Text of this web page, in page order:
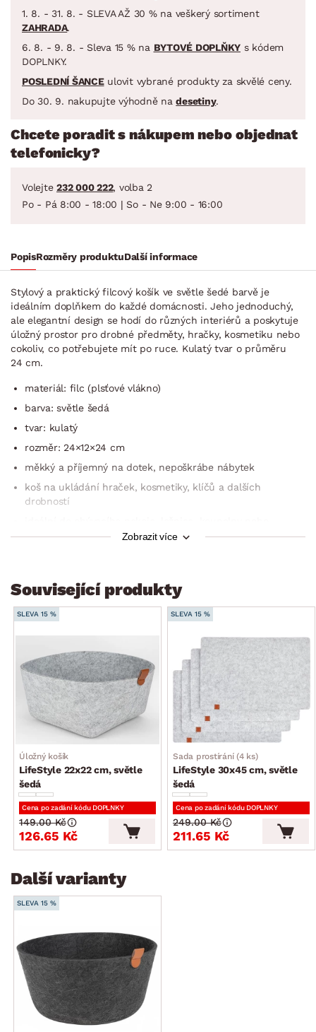
1. 8. - 31. 8. - SLEVA AŽ 30 % na veškerý sortiment
ZAHRADA.
6. 8. - 9. 8. - Sleva 15 % na BYTOVÉ DOPLŇKY s kódem
DOPLNKY.
POSLEDNÍ ŠANCEulovit vybrané produkty za skvělé ceny.
Do 30. 9. nakupujte výhodně nadesetiny.
Chcete poradit s nákupem nebo objednat
telefonicky?
Volejte 232 000 222, volba 2
Po - Pá 8:00 - 18:00 | So - Ne 9:00 - 16:00
PopisRozměry produktuDalší informace
Stylový a praktický filcový košík ve světle šedé barvě je
ideálním doplňkem do každé domácnosti. Jeho jednoduchý,
ale elegantní design se hodí do různých interiérů a poskytuje
úložný prostor pro drobné předměty, hračky, kosmetiku nebo
cokoliv, co potřebujete mít po ruce. Kulatý tvar o průměru
24 cm.
materiál: filc (plsťové vlákno)
barva: světle šedá
tvar: kulatý
rozměr: 24×12×24 cm
měkký a příjemný na dotek, nepoškrábe nábytek
koš na ukládání hraček, kosmetiky, klíčů a dalších
drobností
dětského pokoje
Zobrazit více
Související produkty
SLEVA 15 %
Úložný košík
LifeStyle 22x22 cm, světle
šedá
Cena po zadání kódu DOPLNKY
126.65 Kč
149.00 Kč
SLEVA 15 %
Sada prostírání (4 ks)
LifeStyle 30x45 cm, světle
šedá
Cena po zadání kódu DOPLNKY
211.65 Kč
249.00 Kč
Další varianty
SLEVA 15 %